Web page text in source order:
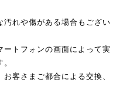
れや傷がある場合もござい
ートフォンの画面によって実
客さまご都合による交換、